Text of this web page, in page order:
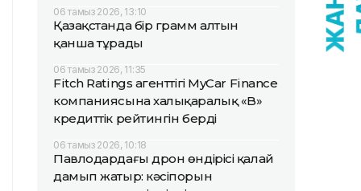
06 тамыз 2026, 13:10
Қазақстанда бір грамм алтын
қанша тұрады
06 тамыз 2026, 11:35
Fitch Ratings агенттігі MyCar Finance
компаниясына халықаралық «B»
кредиттік рейтингін берді
06 тамыз 2026, 10:18
Павлодардағы дрон өндірісі қалай
дамып жатыр: кәсіпорын